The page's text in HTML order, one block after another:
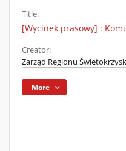
Title:
[Wycinek prasowy] :
Creator:
Zarząd Regionu
More